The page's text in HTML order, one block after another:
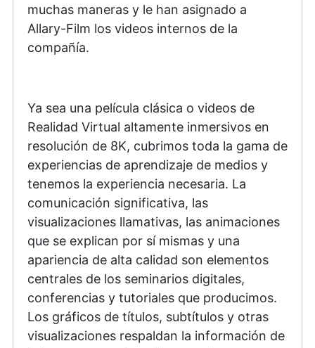
muchas maneras y le han asignado a
Allary-Film los videos internos de la
compañía.
Ya sea una película clásica o videos de
Realidad Virtual altamente inmersivos en
resolución de 8K, cubrimos toda la gama de
experiencias de aprendizaje de medios y
tenemos la experiencia necesaria. La
comunicación significativa, las
visualizaciones llamativas, las animaciones
que se explican por sí mismas y una
apariencia de alta calidad son elementos
centrales de los seminarios digitales,
conferencias y tutoriales que producimos.
Los gráficos de títulos, subtítulos y otras
visualizaciones respaldan la información de